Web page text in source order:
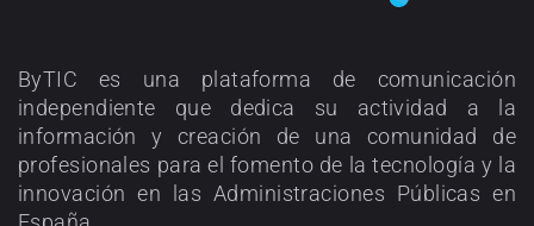
ByTIC es una plataforma de comunicación
independiente que dedica su actividad a la
información y creación de una comunidad de
profesionales para el fomento de la tecnología y la
innovación en las Administraciones Públicas en